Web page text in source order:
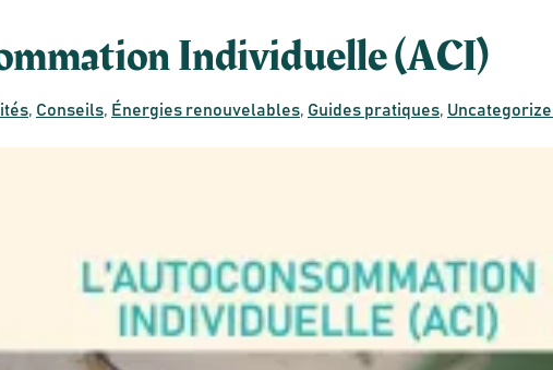
Individuelle (ACI)
, Conseils, Énergies renouvelables, Guides pratiques,